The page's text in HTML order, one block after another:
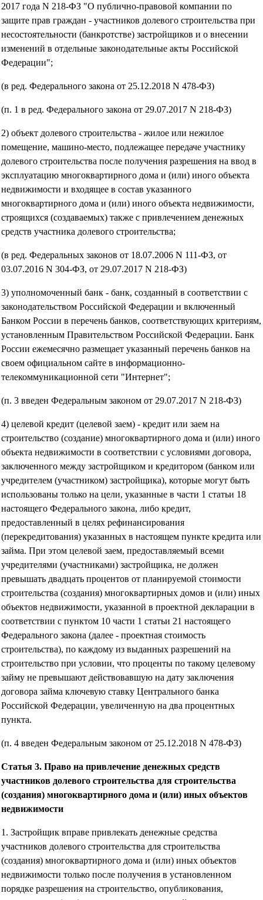
2017 года N 218-ФЗ "О публично-правовой компании по
защите прав граждан - участников долевого строительства при
несостоятельности (банкротстве) застройщиков и о внесении
изменений в отдельные законодательные акты Российской
Федерации";
(в ред. Федерального закона от 25.12.2018 N 478-ФЗ)
(п. 1 в ред. Федерального закона от 29.07.2017 N 218-ФЗ)
2) объект долевого строительства - жилое или нежилое
помещение, машино-место, подлежащее передаче участнику
долевого строительства после получения разрешения на ввод в
эксплуатацию многоквартирного дома и (или) иного объекта
недвижимости и входящее в состав указанного
многоквартирного дома и (или) иного объекта недвижимости,
строящихся (создаваемых) также с привлечением денежных
средств участника долевого строительства;
(в ред. Федеральных законов от 18.07.2006 N 111-ФЗ, от
03.07.2016 N 304-ФЗ, от 29.07.2017 N 218-ФЗ)
3) уполномоченный банк - банк, созданный в соответствии с
законодательством Российской Федерации и включенный
Банком России в перечень банков, соответствующих критериям,
установленным Правительством Российской Федерации. Банк
России ежемесячно размещает указанный перечень банков на
своем официальном сайте в информационно-
телекоммуникационной сети "Интернет";
(п. 3 введен Федеральным законом от 29.07.2017 N 218-ФЗ)
4) целевой кредит (целевой заем) - кредит или заем на
строительство (создание) многоквартирного дома и (или) иного
объекта недвижимости в соответствии с условиями договора,
заключенного между застройщиком и кредитором (банком или
учредителем (участником) застройщика), которые могут быть
использованы только на цели, указанные в части 1 статьи 18
настоящего Федерального закона, либо кредит,
предоставленный в целях рефинансирования
(перекредитования) указанных в настоящем пункте кредита или
займа. При этом целевой заем, предоставляемый всеми
учредителями (участниками) застройщика, не должен
превышать двадцать процентов от планируемой стоимости
строительства (создания) многоквартирных домов и (или) иных
объектов недвижимости, указанной в проектной декларации в
соответствии с пунктом 10 части 1 статьи 21 настоящего
Федерального закона (далее - проектная стоимость
строительства), по каждому из выданных разрешений на
строительство при условии, что проценты по такому целевому
займу не превышают действовавшую на дату заключения
договора займа ключевую ставку Центрального банка
Российской Федерации, увеличенную на два процентных
пункта.
(п. 4 введен Федеральным законом от 25.12.2018 N 478-ФЗ)
Статья 3. Право на привлечение денежных средств
участников долевого строительства для строительства
(создания) многоквартирного дома и (или) иных объектов
недвижимости
1. Застройщик вправе привлекать денежные средства
участников долевого строительства для строительства
(создания) многоквартирного дома и (или) иных объектов
недвижимости только после получения в установленном
порядке разрешения на строительство, опубликования,